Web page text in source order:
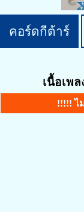
คอร์ดกีต้าร์
เนื้อเพ
!!!!! ไ